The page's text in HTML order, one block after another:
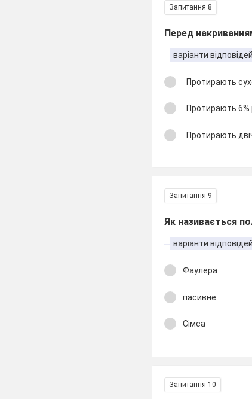
Запитання 8
Перед
варіанти відповідей
Протирають
Протирають
Протирають
Запитання 9
Як називається
варіанти відповідей
Фаулера
пасивне
Сімса
Запитання 10